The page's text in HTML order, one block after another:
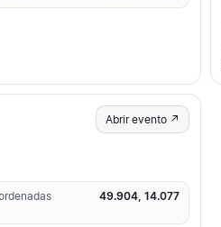
Abrir evento ↗
49.904, 14.077